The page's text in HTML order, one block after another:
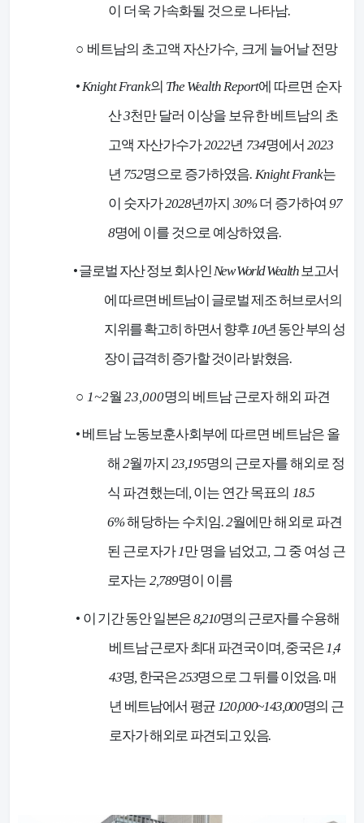
이 더욱 가속화될 것으로 나타남.
○ 베트남의 초고액 자산가수, 크게 늘어날 전망
•Knight Frank의 The Wealth Report에 따르면 순자
산3천만 달러 이상을 보유한 베트남의 초
고액 자산가수가2022년 734명에서2023
년 752명으로 증가하였음. Knight Frank는
이 숫자가2028년까지 30%더 증가하여97
8명에 이를 것으로 예상하였음.
•글로벌 자산 정보 회사인New World Wealth보고서
에 따르면 베트남이 글로벌 제조 허브로서의
지위를 확고히 하면서 향후10년 동안 부의 성
장이 급격히 증가할 것이라 밝혔음.
○ 1~2월 23,000명의 베트남 근로자 해외 파견
• 베트남 노동보훈사회부에 따르면 베트남은 올
해2월까지 23,195명의 근로자를 해외로 정
식 파견했는데 , 이는 연간 목표의 18.5
6%해당하는 수치임. 2월에만 해외로 파견
된 근로자가1만 명을 넘었고, 그 중 여성 근
로자는 2,789명이 이름
• 이 기간 동안 일본은8,210명의 근로자를 수용해
베트남 근로자 최대 파견국이며,중국은1,4
43명, 한국은253명으로 그 뒤를 이었음. 매
년 베트남에서 평균120,000~143,000명의 근
로자가 해외로 파견되고 있음.